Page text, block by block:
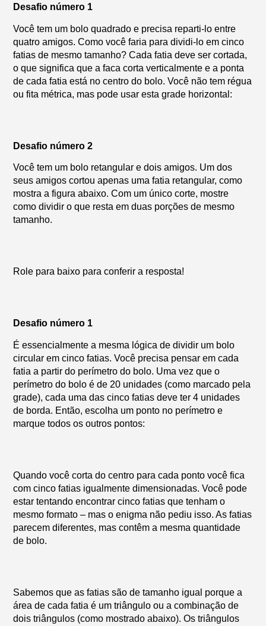
Desafio número 1
Você tem um bolo quadrado e precisa reparti-lo entre
quatro amigos. Como você faria para dividi-lo em cinco
fatias de mesmo tamanho? Cada fatia deve ser cortada,
o que significa que a faca corta verticalmente e a ponta
de cada fatia está no centro do bolo. Você não tem régua
ou fita métrica, mas pode usar esta grade horizontal:
Desafio número 2
Você tem um bolo retangular e dois amigos. Um dos
seus amigos cortou apenas uma fatia retangular, como
mostra a figura abaixo. Com um único corte, mostre
como dividir o que resta em duas porções de mesmo
tamanho.
Role para baixo para conferir a resposta!
Desafio número 1
É essencialmente a mesma lógica de dividir um bolo
circular em cinco fatias. Você precisa pensar em cada
fatia a partir do perímetro do bolo. Uma vez que o
perímetro do bolo é de 20 unidades (como marcado pela
grade), cada uma das cinco fatias deve ter 4 unidades
de borda. Então, escolha um ponto no perímetro e
marque todos os outros pontos:
Quando você corta do centro para cada ponto você fica
com cinco fatias igualmente dimensionadas. Você pode
estar tentando encontrar cinco fatias que tenham o
mesmo formato – mas o enigma não pediu isso. As fatias
parecem diferentes, mas contêm a mesma quantidade
de bolo.
Sabemos que as fatias são de tamanho igual porque a
área de cada fatia é um triângulo ou a combinação de
dois triângulos (como mostrado abaixo). Os triângulos